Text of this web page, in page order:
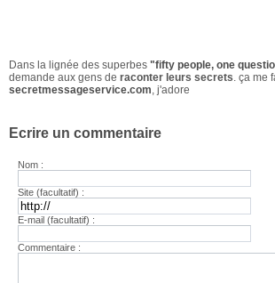
Dans la lignée des superbes "fifty people, one
demande aux gens de raconter leurs secrets. ça me
secretmessageservice.com, j'adore
Ecrire un commentaire
Nom :
Site (facultatif) :
E-mail (facultatif) :
Commentaire :